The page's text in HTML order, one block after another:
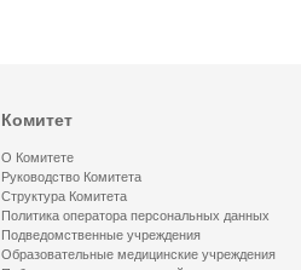
Комитет
О Комитете
Руководство Комитета
Структура Комитета
Политика оператора персональных данных
Подведомственные учреждения
Образовательные медицинские учреждения